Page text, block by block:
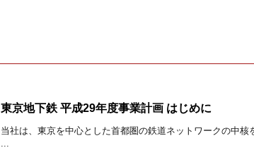
東京地下鉄 平成29年度事業計画 はじめに
当社は、東京を中心とした首都圏の鉄道ネットワークの中核
...